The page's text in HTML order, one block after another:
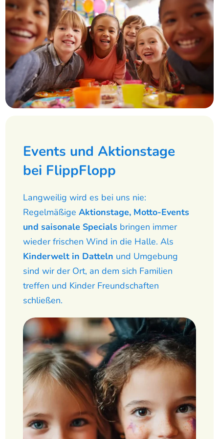
Events und Aktionstage
bei FlippFlopp
Langweilig wird es bei uns nie:
Regelmäßige Aktionstage, Motto-Events
und saisonale Specialsbringen immer
wieder frischen Wind in die Halle. Als
Kinderwelt in Datteln und Umgebung
sind wir der Ort, an dem sich Familien
treffen und Kinder Freundschaften
schließen.